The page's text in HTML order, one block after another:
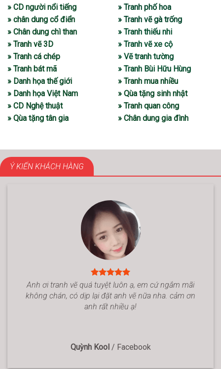
» CD người nổi tiếng
» chân dung cổ điển
» Chân dung chì than
» Tranh vẽ 3D
» Tranh cá chép
» Tranh bát mã
» Danh họa thế giới
» Danh họa Việt Nam
» CD Nghệ thuật
» Qùa tặng tân gia
» Tranh phố hoa
» Tranh vẽ gà trống
» Tranh thiếu nhi
» Tranh vẽ xe cộ
» Vẽ tranh tường
» Tranh Bùi Hữu Hùng
» Tranh mua nhiều
» Qùa tặng sinh nhật
» Tranh quan công
» Chân dung gia đình
Ý KIẾN KHÁCH HÀNG
Anh ơi tranh vẽ quá tuyệt luôn ạ, em cứ ngắm mãi
không chán, có dịp lại đặt anh vẽ nữa nha. cảm ơn
anh rất nhiều ạ!
Quỳnh Kool / Facebook